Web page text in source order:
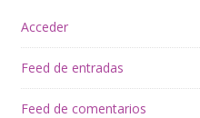
Acceder
Feed de entradas
Feed de comentarios